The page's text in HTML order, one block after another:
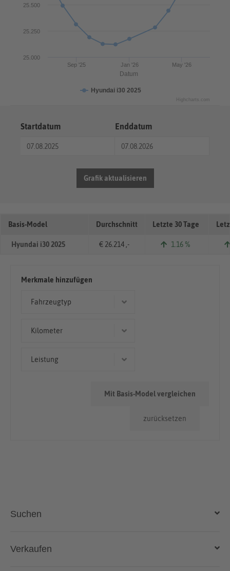
Datum
Hyundai i30 2025
Jan '26
Sep '25 May '26
25.000
25.250
25.500
Highcharts.com
Startdatum Enddatum
Grafik aktualisieren
Basis-Model Durchschnitt Letzte 30 Tage
Hyundai i30 2025 € 26.214 ,- 1.16 %
Merkmale hinzufügen
Fahrzeugtyp
Kilometer
Leistung
zurücksetzen
Mit Basis-Model vergleichen
Suchen
Auto kaufen
Verkaufen